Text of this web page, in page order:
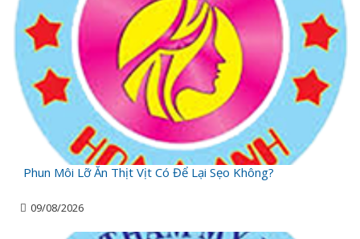
Phun Môi Lỡ Ăn Thịt Vịt Có Để Lại Sẹo Không?
09/08/2026